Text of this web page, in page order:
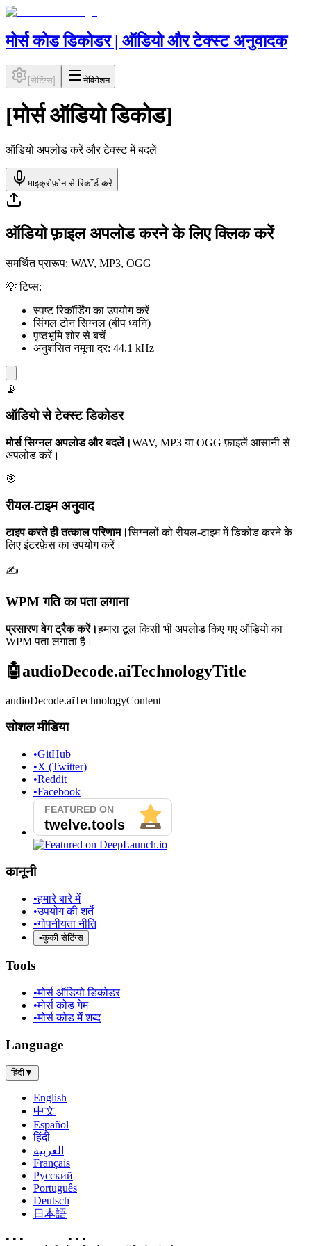
मोर्स कोड डिकोडर | ऑडियो और टेक्स्ट अनुवादक
[सेटिंग्स] नेविगेशन
[मोर्स ऑडियो डिकोड]
ऑडियो अपलोड करें और टेक्स्ट में बदलें
माइक्रोफ़ोन से रिकॉर्ड करें
ऑडियो फ़ाइल अपलोड करने के लिए क्लिक करें
समर्थित प्रारूप: WAV, MP3, OGG
💡 टिप्स:
स्पष्ट रिकॉर्डिंग का उपयोग करें
सिंगल टोन सिग्नल (बीप ध्वनि)
पृष्ठभूमि शोर से बचें
अनुशंसित नमूना दर: 44.1 kHz
📡
ऑडियो से टेक्स्ट डिकोडर
मोर्स सिग्नल अपलोड और बदलें।WAV, MP3 या OGG फ़ाइलें आसानी से
अपलोड करें।
🎯
रीयल-टाइम अनुवाद
टाइप करते ही तत्काल परिणाम।सिग्नलों को रीयल-टाइम में डिकोड करने के
लिए इंटरफ़ेस का उपयोग करें।
✍️
WPM गति का पता लगाना
प्रसारण वेग ट्रैक करें।हमारा टूल किसी भी अपलोड किए गए ऑडियो का
WPM पता लगाता है।
🤖audioDecode.aiTechnologyTitle
audioDecode.aiTechnologyContent
सोशल मीडिया
•GitHub
•X (Twitter)
•Reddit
•Facebook
कानूनी
•हमारे बारे में
•उपयोग की शर्तें
•गोपनीयता नीति
•कुकी सेटिंग्स
Tools
•मोर्स ऑडियो डिकोडर
•मोर्स कोड गेम
•मोर्स कोड में शब्द
Language
हिंदी▼
English
中文
Español
हिंदी
العربية
Français
Русский
Português
Deutsch
日本語
• • • — — — • • •